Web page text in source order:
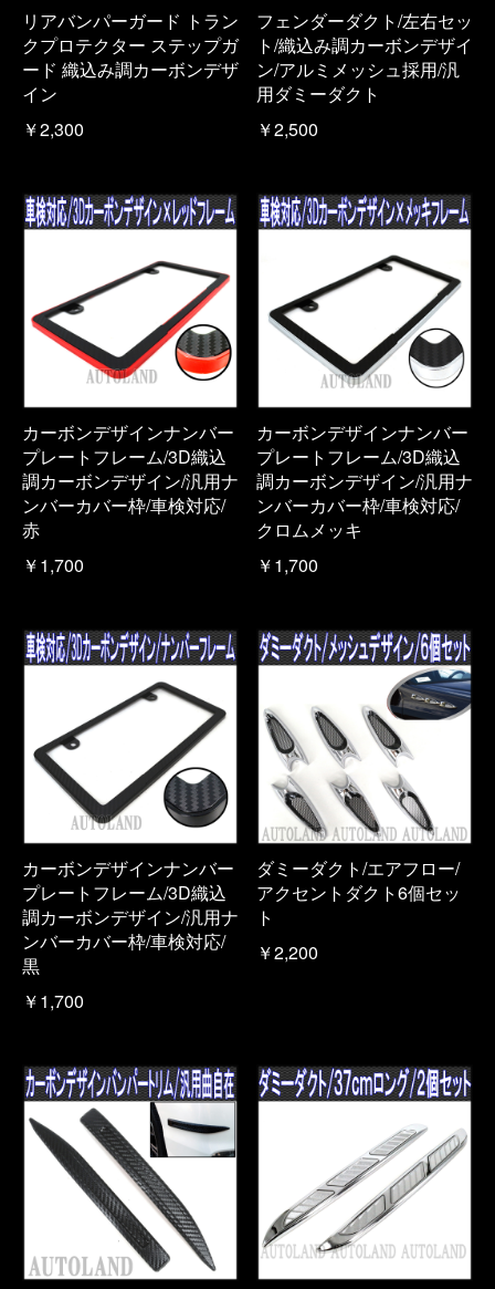
リアバンパーガード トラン
クプロテクター ステップガ
ード 織込み調カーボンデザ
イン
￥2,300
フェンダーダクト/左右セッ
ト/織込み調カーボンデザイ
ン/アルミメッシュ採用/汎
用ダミーダクト
￥2,500
カーボンデザインナンバー
プレートフレーム/3D織込
調カーボンデザイン/汎用ナ
ンバーカバー枠/車検対応/
赤
￥1,700
カーボンデザインナンバー
プレートフレーム/3D織込
調カーボンデザイン/汎用ナ
ンバーカバー枠/車検対応/
クロムメッキ
￥1,700
カーボンデザインナンバー
プレートフレーム/3D織込
調カーボンデザイン/汎用ナ
ンバーカバー枠/車検対応/
黒
￥1,700
ダミーダクト/エアフロー/
アクセントダクト6個セッ
ト
￥2,200